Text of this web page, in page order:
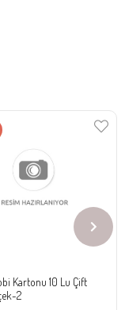
Kartonu 10 Lu Çift
2